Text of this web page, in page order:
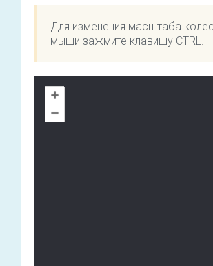
Для изменения масштаба
мыши зажмите клавишу CTRL.